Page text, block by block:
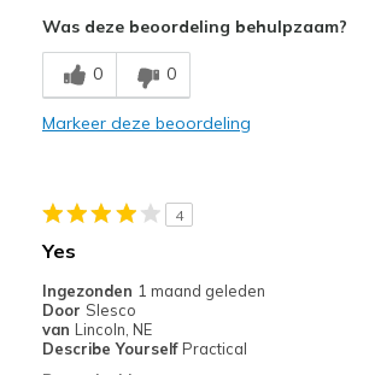
Breathe Well
Comfortable
Sizing
Feels true to size
View On Shoes
Was deze beoordeling behulpzaam?
0 0
Markeer deze beoordeling
4
Yes
Ingezonden 1 maand geleden
Door Slesco
van Lincoln, NE
Describe Yourself Practical